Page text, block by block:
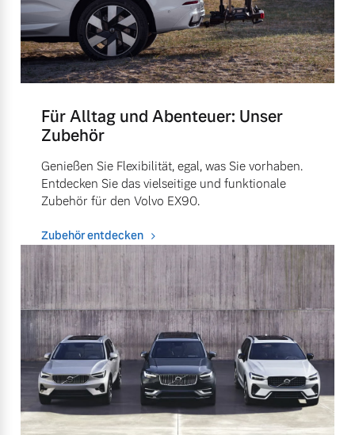
Für Alltag und Abenteuer: Unser
Zubehör
Genießen Sie Flexibilität, egal, was Sie vorhaben.
Entdecken Sie das vielseitige und funktionale
Zubehör für den Volvo EX90.
Zubehör entdecken